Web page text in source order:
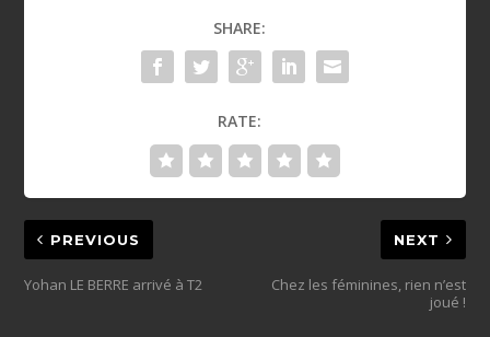
SHARE:
RATE:
PREVIOUS
Yohan LE BERRE arrivé à T2
NEXT
Chez les féminines, rien n’est
joué !